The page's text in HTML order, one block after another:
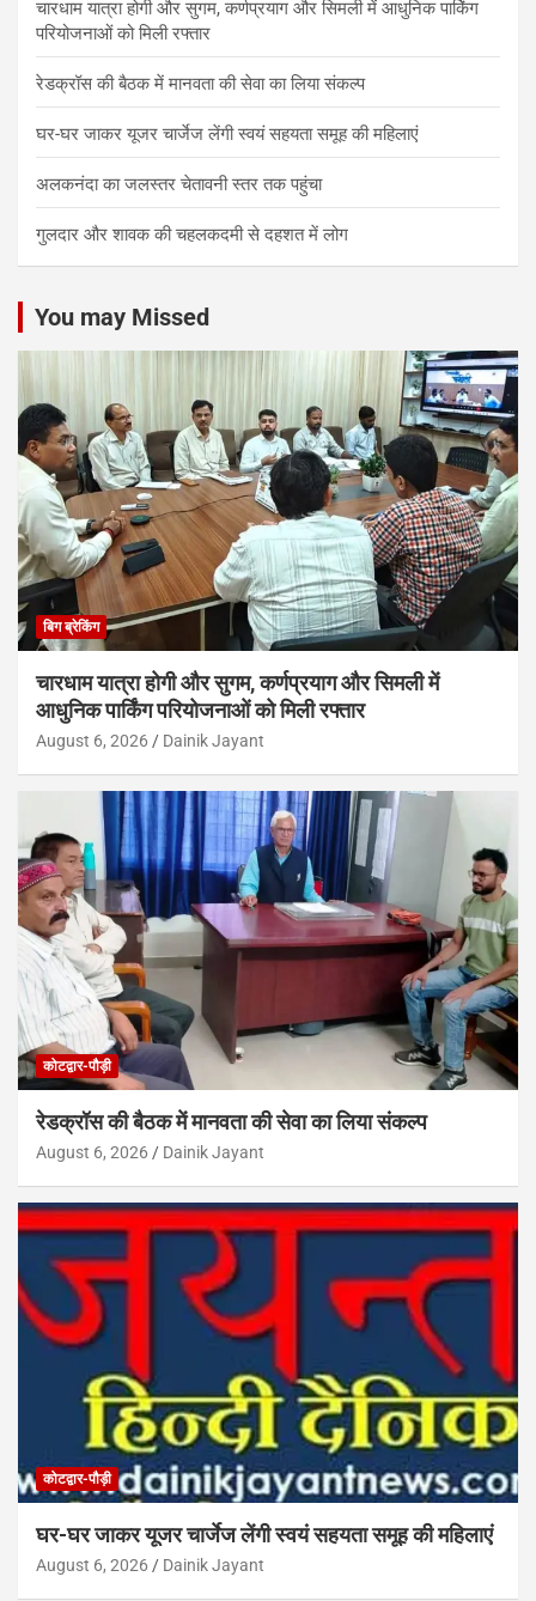
चारधाम यात्रा होगी और सुगम, कर्णप्रयाग और सिमली में आधुनिक पार्किंग
परियोजनाओं को मिली रफ्तार
रेडक्रॉस की बैठक में मानवता की सेवा का लिया संकल्प
घर-घर जाकर यूजर चार्जेज लेंगी स्वयं सहयता समूह की महिलाएं
अलकनंदा का जलस्तर चेतावनी स्तर तक पहुंचा
गुलदार और शावक की चहलकदमी से दहशत में लोग
You may Missed
बिग ब्रेकिंग
चारधाम यात्रा होगी और सुगम, कर्णप्रयाग और सिमली में
आधुनिक पार्किंग परियोजनाओं को मिली रफ्तार
August 6, 2026 Dainik Jayant
कोटद्वार-पौड़ी
रेडक्रॉस की बैठक में मानवता की सेवा का लिया संकल्प
August 6, 2026 Dainik Jayant
कोटद्वार-पौड़ी
घर-घर जाकर यूजर चार्जेज लेंगी स्वयं सहयता समूह की महिलाएं
August 6, 2026 Dainik Jayant